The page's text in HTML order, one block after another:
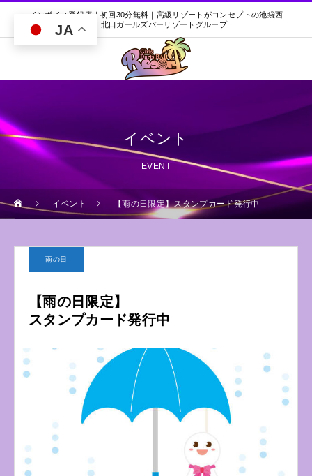
インボイス登録店｜初回30分無料｜高級リゾートがコンセプトの池袋西
口・北口ガールズバーリゾートグループ
イベント
EVENT
イベント 【雨の日限定】スタンプカード発行中
雨の日
【雨の日限定】
スタンプカード発行中
JA